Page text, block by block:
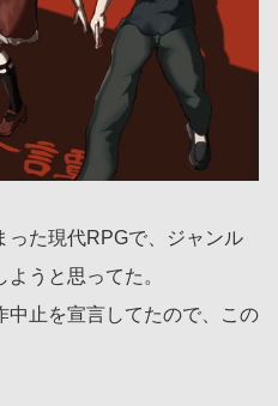
った現代RPGで、ジャンル
うと思ってた。
中止を宣言してたので、この